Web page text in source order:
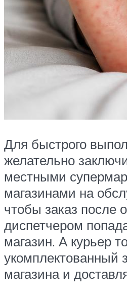
Для быстрого
желательно
местными
магазинами на
чтобы заказ после
диспетчером
магазин. А курьер
укомплектованный
магазина и